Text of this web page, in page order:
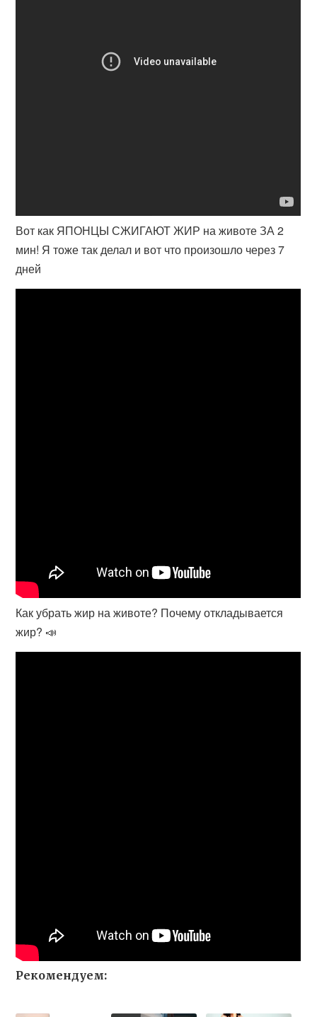
Вот как ЯПОНЦЫ СЖИГАЮТ ЖИР на животе ЗА 2
мин! Я тоже так делал и вот что произошло через 7
дней
Как убрать жир на животе? Почему откладывается
жир? 📣
Рекомендуем: